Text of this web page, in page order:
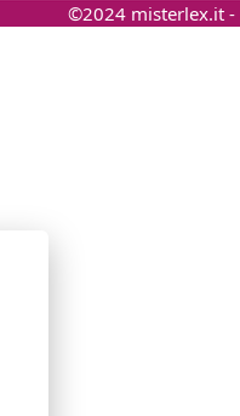
©2024 misterlex.it -